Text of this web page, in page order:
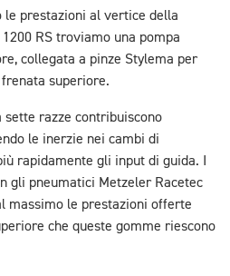
le prestazioni al vertice della
RS troviamo una pompa
collegata a pinze Stylema per
superiore.
sette razze contribuiscono
le inerzie nei cambi di
rapidamente gli input di guida. I
gli pneumatici Metzeler Racetec
massimo le prestazioni offerte
che queste gomme riescono